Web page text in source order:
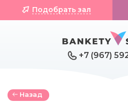
+7 (967)
Подобрать зал
Назад